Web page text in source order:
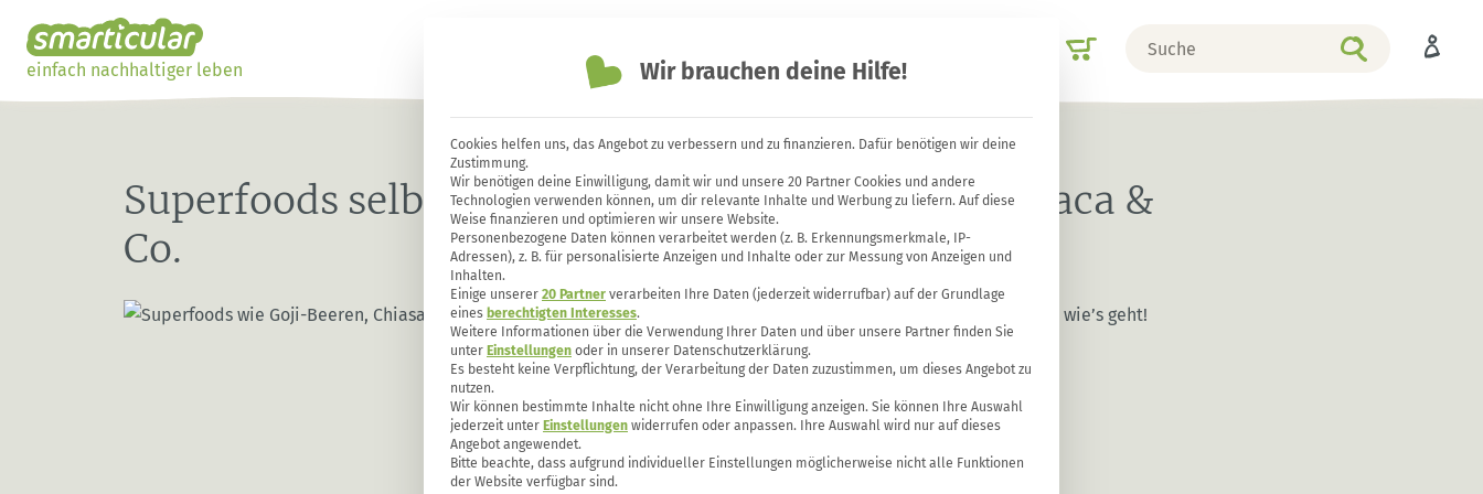
einfach nachhaltiger leben
Superfoods selbst anbauen: Goji-Beeren, Chia, Maca &
Co.
Wir brauchen deine Hilfe!
Cookies helfen uns, das Angebot zu verbessern und zu finanzieren. Dafür benötigen wir deine
Zustimmung.
Wir benötigen deine Einwilligung, damit wir und unsere 20 Partner Cookies und andere
Technologien verwenden können, um dir relevante Inhalte und Werbung zu liefern. Auf diese
Weise finanzieren und optimieren wir unsere Website.
Personenbezogene Daten können verarbeitet werden (z. B. Erkennungsmerkmale, IP-
Adressen), z. B. für personalisierte Anzeigen und Inhalte oder zur Messung von Anzeigen und
Inhalten.
Einige unserer 20 Partner verarbeiten Ihre Daten (jederzeit widerrufbar) auf der Grundlage
eines berechtigten Interesses.
Weitere Informationen über die Verwendung Ihrer Daten und über unsere Partner finden Sie
unter Einstellungen oder in unserer Datenschutzerklärung.
Es besteht keine Verpflichtung, der Verarbeitung der Daten zuzustimmen, um dieses Angebot zu
nutzen.
Wir können bestimmte Inhalte nicht ohne Ihre Einwilligung anzeigen. Sie können Ihre Auswahl
jederzeit unter Einstellungen widerrufen oder anpassen. Ihre Auswahl wird nur auf dieses
Angebot angewendet.
Bitte beachte, dass aufgrund individueller Einstellungen möglicherweise nicht alle Funktionen
der Website verfügbar sind.